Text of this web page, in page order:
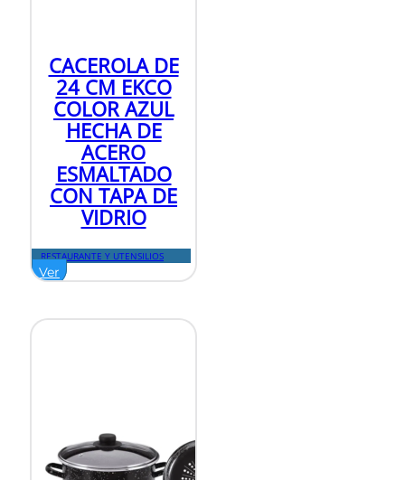
CACEROLA DE
24 CM EKCO
COLOR AZUL
HECHA DE
ACERO
ESMALTADO
CON TAPA DE
VIDRIO
RESTAURANTE Y UTENSILIOS
Ver